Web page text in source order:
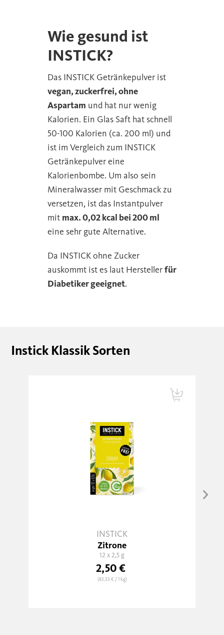
Wie gesund ist
INSTICK?
Das INSTICK Getränkepulver ist
vegan, zuckerfrei, ohne
Aspartam und hat nur wenig
Kalorien. Ein Glas Saft hat schnell
50-100 Kalorien (ca. 200 ml) und
ist im Vergleich zum INSTICK
Getränkepulver eine
Kalorienbombe. Um also sein
Mineralwasser mit Geschmack zu
versetzen, ist das Instantpulver
mit max. 0,02 kcal bei 200 ml
eine sehr gute Alternative.
Da INSTICK ohne Zucker
auskommt ist es laut Herstellerfür
Diabetiker geeignet.
Instick Klassik Sorten
INSTICK
Zitrone
12 x 2,5 g
2,50 €
(83,33 €/ 1 kg)